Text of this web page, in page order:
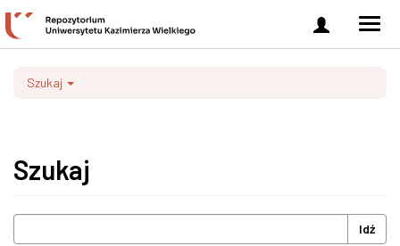
Zaloguj
się
Szukaj
Szukaj
Idź